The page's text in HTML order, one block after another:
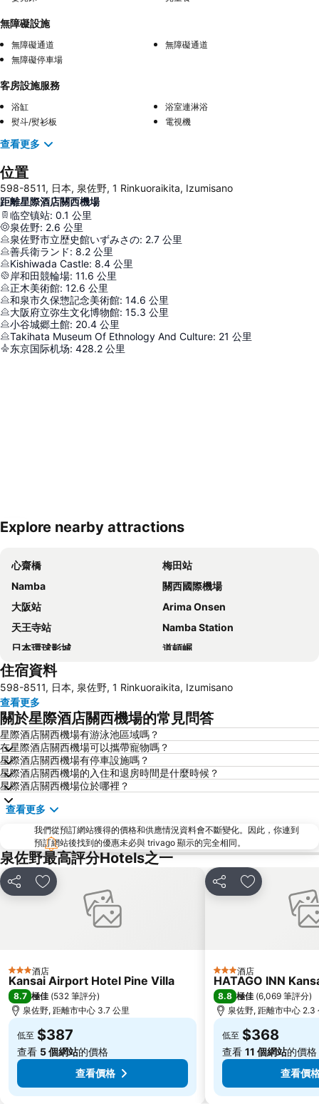
無障礙設施
無障礙通道
無障礙通道
無障礙停車場
客房設施服務
浴缸
浴室連淋浴
熨斗/熨衫板
電視機
查看更多
位置
598-8511, 日本, 泉佐野, 1 Rinkuoraikita, Izumisano
距離星際酒店關西機場
临空镇站: 0.1 公里
泉佐野: 2.6 公里
泉佐野市立歴史館いずみさの: 2.7 公里
善兵衛ランド: 8.2 公里
Kishiwada Castle: 8.4 公里
岸和田競輪場: 11.6 公里
正木美術館: 12.6 公里
和泉市久保惣記念美術館: 14.6 公里
大阪府立弥生文化博物館: 15.3 公里
小谷城郷土館: 20.4 公里
Takihata Museum Of Ethnology And Culture: 21 公里
东京国际机场: 428.2 公里
展開地圖
Explore nearby attractions
心齋橋
梅田站
Namba
關西國際機場
大阪站
Arima Onsen
天王寺站
Namba Station
日本環球影城
道頓崛
梅田天空之城
Namba City
心齋橋站
新大阪站
大阪城
道頓堀
大阪國際機場
Rinku Town Station
Awaji Island
Yodoyabashi Station
Osaka City Air Terminal
神戶車站
Nipponbashi Station
三宮車站
Osaka Castle
大阪京瓷巨蛋
Wakayama Station
Honmachi Station
Rinku Premium Outlets
Kyobashi Station
Namba Parks
Hankyu Umeda Honten
Nishikujo Station
Mount Koyasan
Abeno
Japan Mint
Umeda Art Theater
Kids Plaza Osaka
Shinsekai
Grand Front Osaka
Osaka Castle Hall
Kobe Port Tower
Tennoji
住宿資料
598-8511, 日本, 泉佐野, 1 Rinkuoraikita, Izumisano
查看更多
關於星際酒店關西機場的常見問答
星際酒店關西機場有游泳池區域嗎？
在星際酒店關西機場可以攜帶寵物嗎？
星際酒店關西機場有停車設施嗎？
星際酒店關西機場的入住和退房時間是什麼時候？
星際酒店關西機場位於哪裡？
查看更多
我們從預訂網站獲得的價格和供應情況資料會不斷變化。因此，你連到
預訂網站後找到的優惠未必與 trivago 顯示的完全相同。
泉佐野最高評分Hotels之一
分享 放到收藏夾
3 星級酒店
Kansai Airport Hotel Pine Villa
8.7 極佳 (532 筆評分)
泉佐野, 距離市中心 3.7 公里
低至 $387
查看 5 個網站的價格
查看價格
分享 放到收藏夾
3 星級酒店
HATAGO INN
8.8 極佳 (6,069 筆評分)
泉佐野, 距離市中心 2.3
低至 $368
查看 11 個網站的價格
查看價